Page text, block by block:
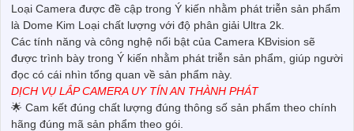
Loại Camera được đề cập trong Ý kiến nhằm phát triễn sản phẩm
là Dome Kim Loại chất lượng với độ phân giải Ultra 2k.
Các tính năng và công nghệ nổi bật của Camera KBvision sẽ
được trình bày trong Ý kiến nhằm phát triễn sản phẩm, giúp người
đọc có cái nhìn tổng quan về sản phẩm này.
DỊCH VỤ LẮP CAMERA UY TÍN AN THÀNH PHÁT
🌟 Cam kết đúng chất lượng đúng thông số sản phẩm theo chính
hãng đúng mã sản phẩm theo gói.